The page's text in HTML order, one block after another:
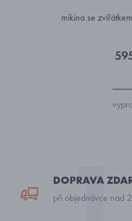
mikina se
DOPRAVA
při objednávce nad